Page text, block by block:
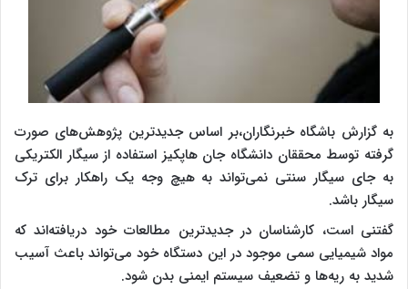
به گزارش باشگاه خبرنگاران،بر اساس جدیدترین پژوهش‌های صورت
گرفته توسط محققان دانشگاه جان هاپکیز استفاده از سیگار الکتریکی
به جای سیگار سنتی نمی‌تواند به هیچ وجه یک راهکار برای ترک
سیگار باشد.
گفتنی است، کارشناسان در جدیدترین مطالعات خود دریافته‌اند که
مواد شیمیایی سمی موجود در این دستگاه خود می‌تواند باعث آسیب
شدید به ریه‌ها و تضعیف سیستم ایمنی بدن شود.